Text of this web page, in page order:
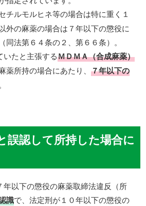
チルモルヒネ等の場合は特に重く１
外の麻薬の場合は７年以下の懲役に
同法第６４条の２、第６６条）。
たと主張するＭＤＭＡ（合成麻薬）
薬所持の場合にあたり、７年以下の
誤認して所持した場合に
以下の懲役の麻薬取締法違反（所
識で、法定刑が１０年以下の懲役の